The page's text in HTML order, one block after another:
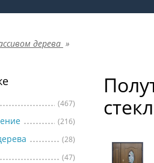
дерева »
(467)
(216)
(28)
(47)